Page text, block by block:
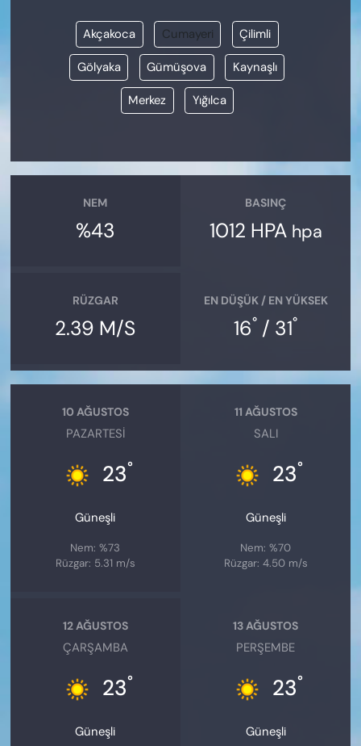
Akçakoca Cumayeri Çilimli
Gölyaka Gümüşova Kaynaşlı
Merkez Yığılca
NEM
%43
BASINÇ
1012 HPA hpa
RÜZGAR
2.39 M/S
EN DÜŞÜK / EN YÜKSEK
16° / 31°
10 AĞUSTOS
PAZARTESI
23°
Güneşli
Nem: %73
Rüzgar: 5.31 m/s
11 AĞUSTOS
SALI
23°
Güneşli
Nem: %70
Rüzgar: 4.50 m/s
12 AĞUSTOS
ÇARŞAMBA
23°
Güneşli
13 AĞUSTOS
PERŞEMBE
23°
Güneşli
SİYASET
VAN VE DİYARBAKIR HABERLERİ